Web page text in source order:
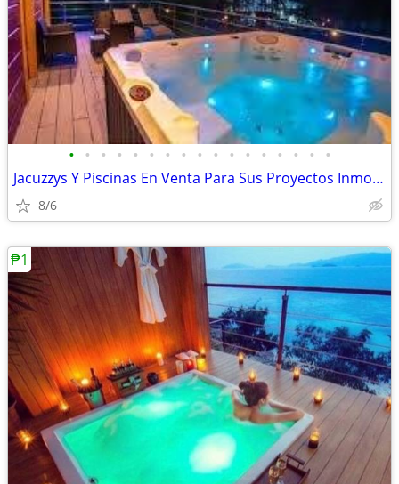
• • • • • • • • • • • • • • • • •
Jacuzzys Y Piscinas En Venta Para Sus Proyectos Inmobiliarios!
8/6
₱1